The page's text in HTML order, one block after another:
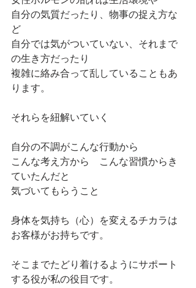
自分の気質だったり、物事の捉え方な
ど
自分では気がついていない、それまで
の生き方だったり
複雑に絡み合って乱していることもあ
ります。
それらを紐解いていく
自分の不調がこんな行動から
こんな考え方から　こんな習慣からき
ていたんだと
気づいてもらうこと
身体を気持ち（心）を変えるチカラは
お客様がお持ちです。
そこまでたどり着けるようにサポート
する役が私の役目です。